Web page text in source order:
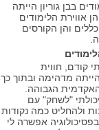
בבן גוריון הייתה
אווירת הלימודים
והן הקורסים
קודם, חווית
מדהימה ובתוך כך
הגבוהה.
"לשחק" עם
ולהחליט כמה נקודות
אפשרה לי